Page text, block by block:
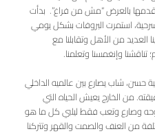
بالعرض “مش من فراغ”. بدأت
موعد المسرحية، استمرت البروفات بشكل يومي
العديد من الأهل وتقابلنا مع
وإنغمسنا وتعلمنا.
شاب يصارع بين عالميه الداخلي
من الخارج يعيش الحياه التي
وصارع وتعب فقط ليلبي كل ما هو
من العنف والصمت والقهر وتتركنا